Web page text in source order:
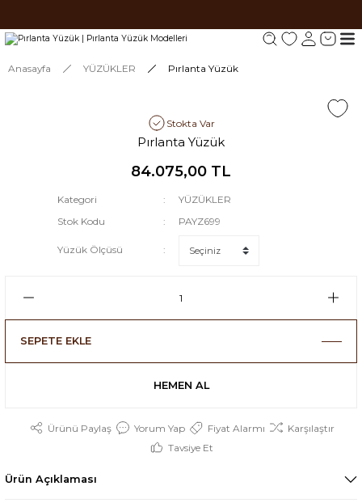
Tüm siparişlerde 1000 TL ve üzeri ücretsiz kargo. #3
Anasayfa YÜZÜKLER Pırlanta Yüzük
Stokta Var
Pırlanta Yüzük
84.075,00 TL
Kategori
YÜZÜKLER
Stok Kodu
PAYZ699
Yüzük Ölçüsü
SEPETE EKLE
HEMEN AL
Ürünü Paylaş Yorum Yap Fiyat Alarmı
Karşılaştır
Tavsiye Et
Ürün Açıklaması